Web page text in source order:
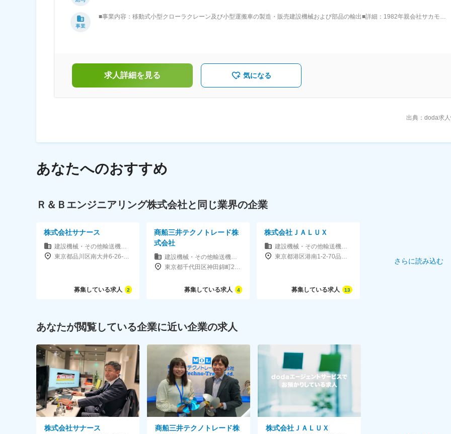
縄にも出張してお客様周りを行います。 ◎海外営業… 普段はメールや電話など、商談や納品で実際にお客様先に訪問することも
多数。 1週間前後の出張が多くなりますが、複数国を回る場合には2週間程度の長期出張となる場合も。 変更の範囲：会社の定
残業手当＞有＜給与補足＞入社時の想定年収は420万円～700万円です。社員の年収例:入社8年・36歳で年収1000万円/入社4
事業
■事業内容：移動式小型クローラクレーン及び小型運搬車の製造・販売建設機械および部品の輸出■詳細：1982年親会社サカモト
員がいるため、支店長との距離も近く風通しの良い環境です。
求人詳細を見る 気になる
出典：doda求
あなたへのおすすめ
Ｒ＆Ｂエンジニアリング株式会社と同じ業界の企業
株式会社サナース
建設機械・その他輸送機器 （商社）
東京都品川区南大井6-26-2 大森ベルポートB館 3階
募集している求人 2
商船三井テクノトレード株
式会社
建設機械・その他輸送機器 （商社）
東京都千代田区神田錦町2-2-1KANDASQUARE18F
募集している求人 4
株式会社ＪＡＬＵＸ
建設機械・その他輸送機器 （商社）
東京都港区港南1-2-70品川シーズンテラス
募集している求人 13
さらに読み込む
あなたが閲覧している企業に近い企業の求人
株式会社サナース
商船三井テクノトレード株
株式会社ＪＡＬＵＸ